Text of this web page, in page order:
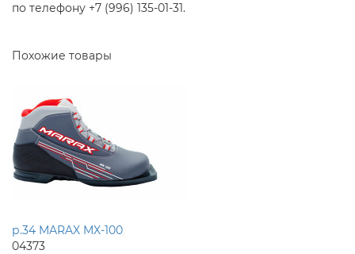
по телефону +7 (996) 135-01-31.
Похожие товары
р.34 MARAX MX-100
04373